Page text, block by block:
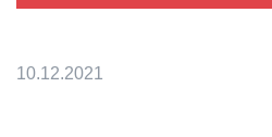
10.12.2021